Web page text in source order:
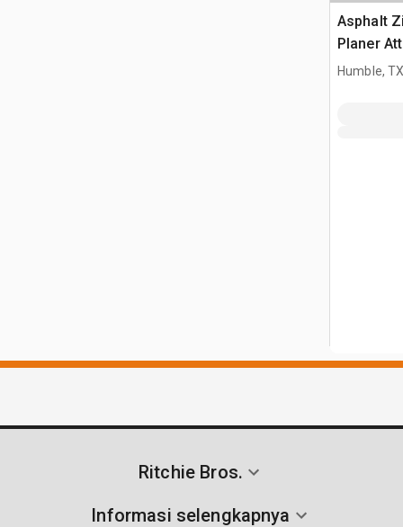
Asphalt
Planer
Humble,
Ritchie Bros.
Informasi selengkapnya